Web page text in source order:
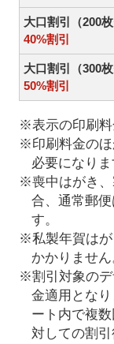
大口割引（200枚
40%割引
大口割引（300枚
50%割引
※表示の印刷料
※印刷料金のほ
必要になりま
※喪中はがき、
合、通常郵
す。
※私製年賀はが
かかりません
※割引対象のデ
金適用とな
ート内で複
対しての割引